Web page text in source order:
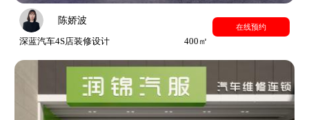
陈娇波
深蓝汽车4S店装修设计 400㎡
在线预约